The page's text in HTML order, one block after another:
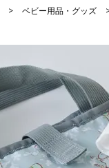
ベビー用品・グッズ